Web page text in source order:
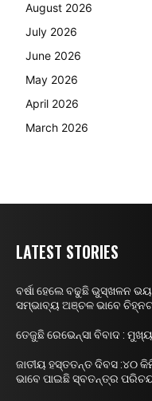
August 2026
July 2026
June 2026
May 2026
April 2026
March 2026
LATEST STORIES
ବର୍ଷା ହେଲେ ବଢୁଛି ଭୁସ୍ଖଳନ
ସମ୍ଭାବ୍ୟ ଅଞ୍ଚଳ ଭାବେ ଚିହ୍ନଟ
ତେଜୁଛି ରେଭେନ୍ସା ବିବାଦ :
ଜାତୀୟ ହସ୍ତତନ୍ତ ଦିବସ :୪୦
ଭାବେ ପାଇଛି ସ୍ବତନ୍ତ୍ର